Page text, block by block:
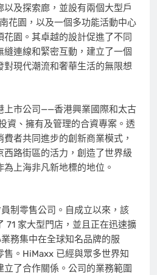
及探索廊，並設有兩個大型戶
花園，以及一個多功能活動中心
園。其卓越的設計促進了不同
連線和緊密互動，建立了一個
對現代潮流和奢華生活的無限想
上市公司——香港興業國際和太古
資、擁有及管理的合資專案。透
者共同進步的創新商業模式，
路街區的活力，創造了世界級
上海非凡新地標的地位。
制零售公司。自成立以來，該
71 家大型門店，並且正在迅速擴
務集中在全球知名品牌的服
售。HiMaxx 已經與眾多世界知
了合作關係。公司的業務範圍